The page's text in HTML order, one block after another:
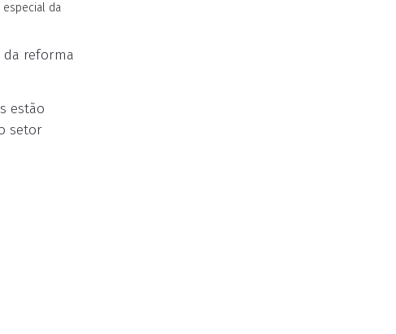
especial da
da reforma
estão
setor